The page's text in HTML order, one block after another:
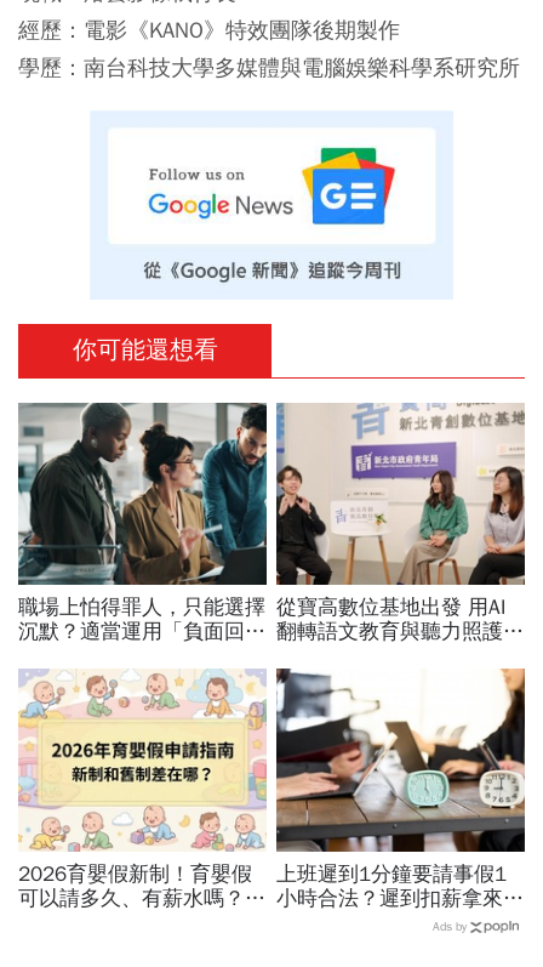
經歷：電影《KANO》特效團隊後期製作
學歷：南台科技大學多媒體與電腦娛樂科學系研究所
你可能還想看
職場上怕得罪人，只能選擇
沉默？適當運用「負面回
從寶高數位基地出發 用AI
翻轉語文教育與聽力照護，
2026育嬰假新制！育嬰假
可以請多久、有薪水嗎？育
上班遲到1分鐘要請事假1
小時合法？遲到扣薪拿來聚
餐就OK？法院認證了…遲
Ads by